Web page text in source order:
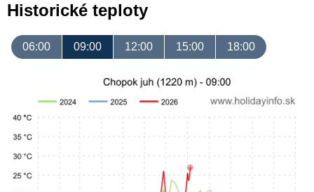
Historické teploty
06:00 09:00 12:00 15:00 18:00